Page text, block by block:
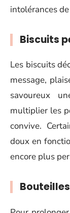
intolérances
Biscuits
Les biscuits
message,
savoureux
multiplier les
convive.
doux en
encore plus